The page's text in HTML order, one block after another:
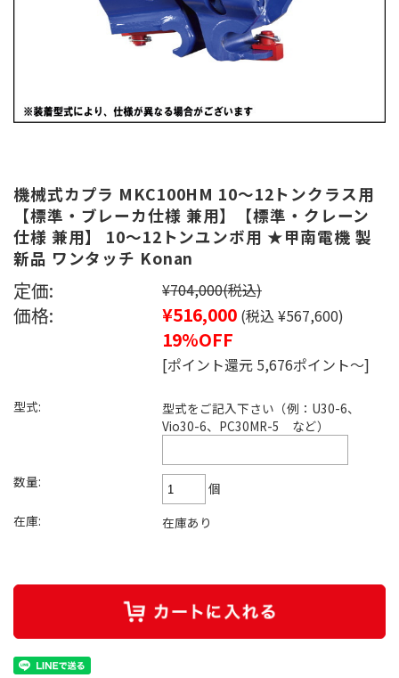
機械式カプラ MKC100HM 10～12トンクラス用
【標準・ブレーカ仕様 兼用】【標準・クレーン
仕様 兼用】 10～12トンユンボ用 ★甲南電機 製
新品 ワンタッチ Konan
定価: ¥704,000(税込)
価格: ¥516,000 (税込 ¥567,600)
19%OFF
[ポイント還元 5,676ポイント～]
型式:
型式をご記入下さい（例：U30-6、
Vio30-6、PC30MR-5 など）
数量:
個
在庫:
在庫あり